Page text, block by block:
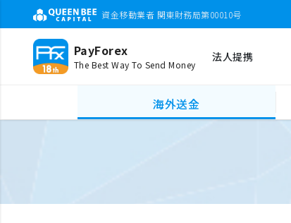
資金移動業者 関東財務局第00010号
PayForex
The Best Way To Send Money
法人提携
海外送金